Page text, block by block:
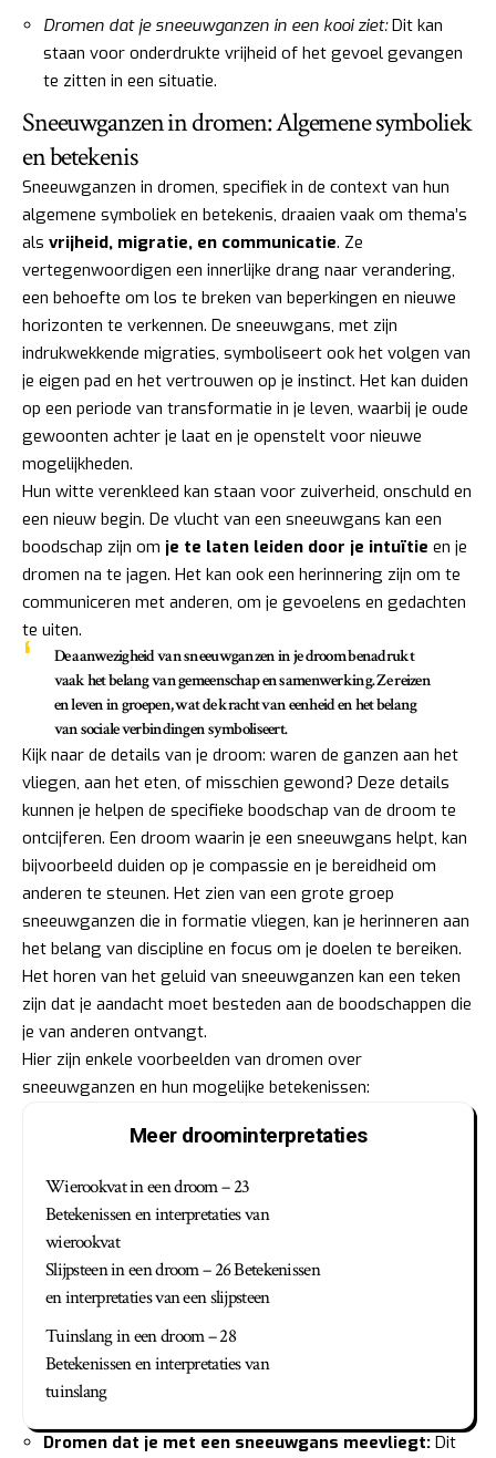
Dromen dat je sneeuwganzen in een kooi ziet:Dit kan
staan voor onderdrukte vrijheid of het gevoel gevangen
te zitten in een situatie.
Sneeuwganzen in dromen: Algemene symboliek
en betekenis
Sneeuwganzen in dromen, specifiek in de context van hun
algemene symboliek en betekenis, draaien vaak om thema’s
als vrijheid, migratie, en communicatie. Ze
vertegenwoordigen een innerlijke drang naar verandering,
een behoefte om los te breken van beperkingen en nieuwe
horizonten te verkennen. De sneeuwgans, met zijn
indrukwekkende migraties, symboliseert ook het volgen van
je eigen pad en het vertrouwen op je instinct. Het kan duiden
op een periode van transformatie in je leven, waarbij je oude
gewoonten achter je laat en je openstelt voor nieuwe
mogelijkheden.
Hun witte verenkleed kan staan voor zuiverheid, onschuld en
een nieuw begin. De vlucht van een sneeuwgans kan een
boodschap zijn om je te laten leiden door je intuïtie en je
dromen na te jagen. Het kan ook een herinnering zijn om te
communiceren met anderen, om je gevoelens en gedachten
te uiten.
De aanwezigheid van sneeuwganzen in je droom benadrukt
vaak het belang van gemeenschap en samenwerking. Ze reizen
en leven in groepen, wat de kracht van eenheid en het belang
van sociale verbindingen symboliseert.
Kijk naar de details van je droom: waren de ganzen aan het
vliegen, aan het eten, of misschien gewond? Deze details
kunnen je helpen de specifieke boodschap van de droom te
ontcijferen. Een droom waarin je een sneeuwgans helpt, kan
bijvoorbeeld duiden op je compassie en je bereidheid om
anderen te steunen. Het zien van een grote groep
sneeuwganzen die in formatie vliegen, kan je herinneren aan
het belang van discipline en focus om je doelen te bereiken.
Het horen van het geluid van sneeuwganzen kan een teken
zijn dat je aandacht moet besteden aan de boodschappen die
je van anderen ontvangt.
Hier zijn enkele voorbeelden van dromen over
sneeuwganzen en hun mogelijke betekenissen:
Meer droominterpretaties
Wierookvat in een droom – 23
Betekenissen en interpretaties van
wierookvat
Slijpsteen in een droom – 26 Betekenissen
en interpretaties van een slijpsteen
Tuinslang in een droom – 28
Betekenissen en interpretaties van
tuinslang
Dromen dat je met een sneeuwgans meevliegt: Dit